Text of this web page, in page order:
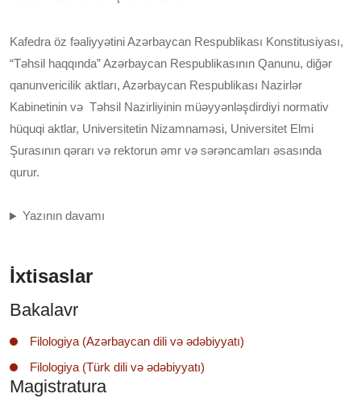
Kafedra öz fəaliyyətini Azərbaycan Respublikası Konstitusiyası,
“Təhsil haqqında” Azərbaycan Respublikasının Qanunu, diğər
qanunvericilik aktları, Azərbaycan Respublikası Nazirlər
Kabinetinin və Təhsil Nazirliyinin müəyyənləşdirdiyi normativ
hüquqi aktlar, Universitetin Nizamnaməsi, Universitet Elmi
Şurasının qərarı və rektorun əmr və sərəncamları əsasında
qurur.
Yazının davamı
İxtisaslar
Bakalavr
Filologiya (Azərbaycan dili və ədəbiyyatı)
Filologiya (Türk dili və ədəbiyyatı)
Magistratura